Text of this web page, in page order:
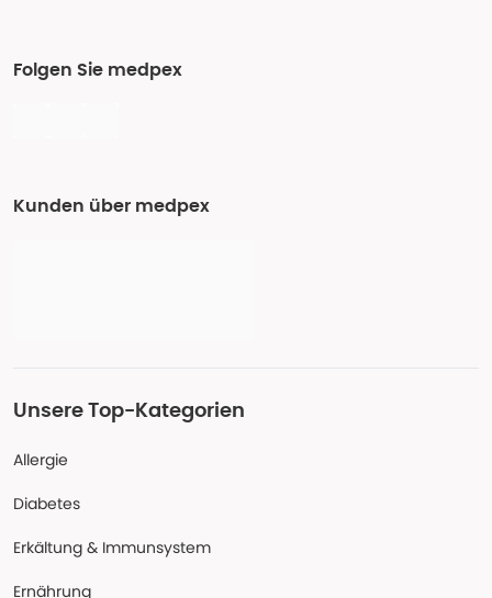
Folgen Sie medpex
Kunden über medpex
Unsere Top-Kategorien
Allergie
Diabetes
Erkältung & Immunsystem
Ernährung